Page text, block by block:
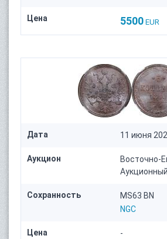
Цена 5500 EUR
Дата 11 июня
Аукцион
Восточно-
Сохранность
MS63 BN
NGC
Цена -